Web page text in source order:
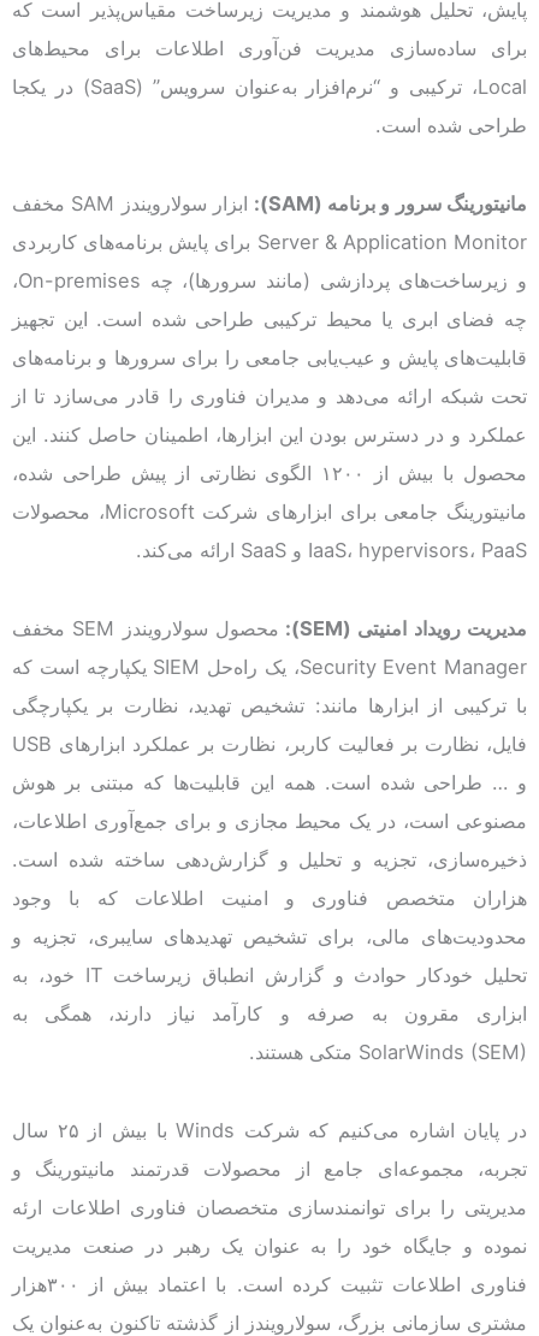
پایش، تحلیل هوشمند و مدیریت زیرساخت مقیاس‌پذیر است که
برای ساده‌سازی مدیریت فن‌آوری اطلاعات برای محیط‌های
Local، ترکیبی و “نرم‌افزار به‌عنوان سرویس” (SaaS) در یکجا
طراحی شده است.
مانیتورینگ سرور و برنامه (SAM)
:
ابزار سولارویندز SAM مخفف
Server & Application Monitor برای پایش برنامه‌های کاربردی
و زیرساخت‌های پردازشی (مانند سرور‌ها)، چه On-premises،
چه فضای ابری یا محیط ترکیبی طراحی شده است. این تجهیز
قابلیت‌های پایش و عیب‌یابی جامعی را برای سرورها و برنامه‌های
تحت شبکه ارائه می‌دهد و مدیران فناوری را قادر می‌سازد تا از
عملکرد و در دسترس بودن این ابزارها، اطمینان حاصل کنند. این
محصول با بیش از ۱۲۰۰ الگوی نظارتی از پیش طراحی شده،
مانیتورینگ جامعی برای ابزارهای شرکت Microsoft، محصولات
IaaS، hypervisors، PaaS و SaaS ارائه می‌کند.
مدیریت رویداد امنیتی (SEM)
:
محصول سولارویندز SEM مخفف
Security Event Manager، یک راه‌حل SIEM یکپارچه است که
با ترکیبی از ابزارها مانند: تشخیص تهدید، نظارت بر یکپارچگی
فایل، نظارت بر فعالیت کاربر، نظارت بر عملکرد ابزارهای USB
و … طراحی شده است. همه این قابلیت‌ها که مبتنی بر هوش
‌مصنوعی است، در یک محیط مجازی و برای جمع‌آوری اطلاعات،
ذخیره‌سازی، تجزیه و تحلیل و گزارش‌دهی ساخته شده است.
هزاران متخصص فناوری و امنیت اطلاعات که با وجود
محدودیت‌های مالی، برای تشخیص تهدیدهای سایبری، تجزیه و
تحلیل خودکار حوادث و گزارش انطباق زیرساخت IT خود، به
ابزاری مقرون به صرفه و کارآمد نیاز دارند، همگی به
SolarWinds (SEM) متکی هستند.
در پایان اشاره می‌کنیم که شرکت Winds با بیش‌ از ۲۵ سال
تجربه، مجموعه‌ای جامع از محصولات قدرتمند مانیتورینگ و
مدیریتی را برای توانمندسازی متخصصان فناوری اطلاعات ارئه
نموده و جایگاه خود را به عنوان یک رهبر در صنعت مدیریت
فناوری اطلاعات تثبیت کرده است. با اعتماد بیش از ۳۰۰هزار
مشتری سازمانی بزرگ، سولارویندز از گذشته تاکنون به‌عنوان یک